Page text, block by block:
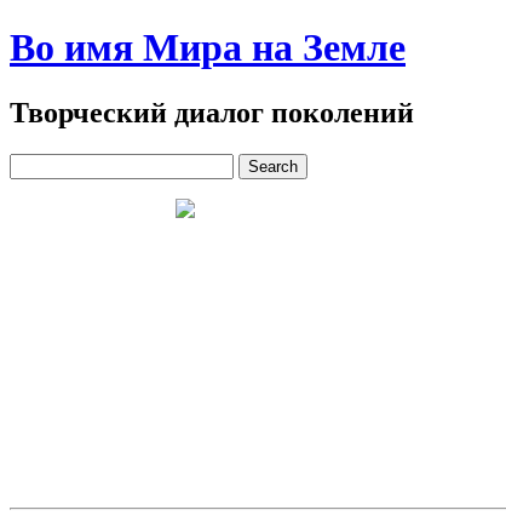
Во имя Мира на Земле
Творческий диалог поколений